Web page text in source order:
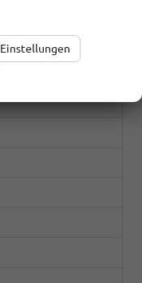
Einstellungen